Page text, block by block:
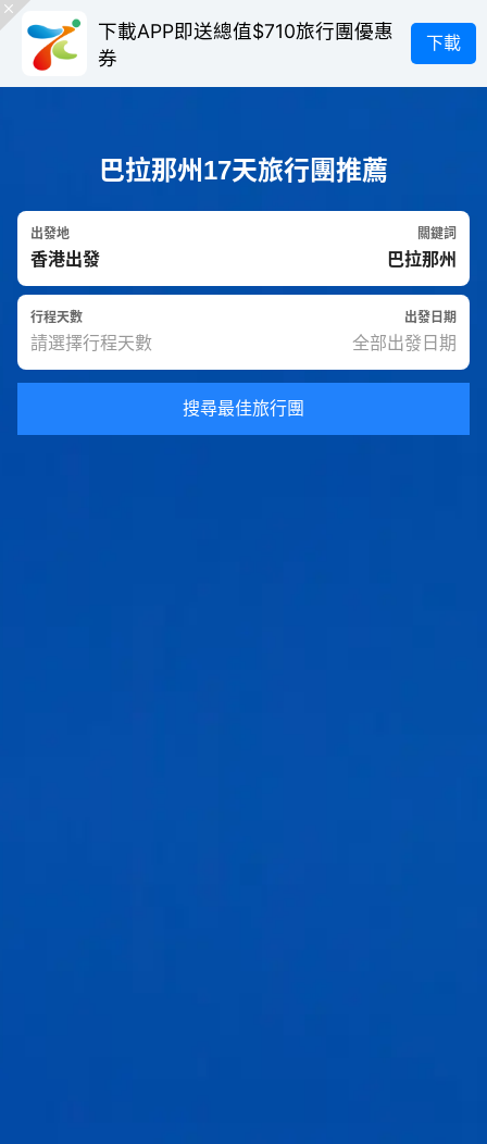
下載APP即送總值$710旅行團優惠
券
下載
巴拉那州17天旅行團推薦
出發地 關鍵詞
出發日期
行程天數
搜尋最佳旅行團